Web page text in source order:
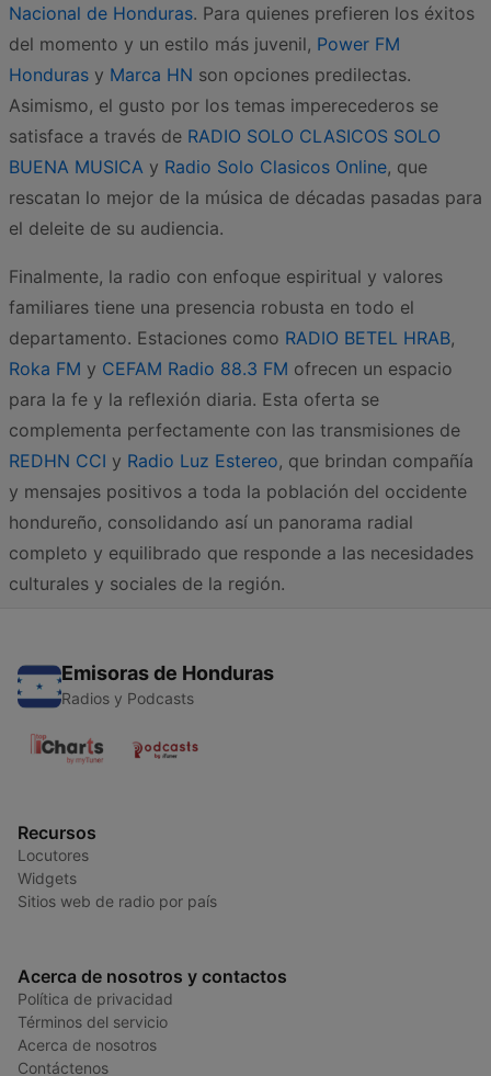
Nacional de Honduras. Para quienes prefieren los éxitos
del momento y un estilo más juvenil, Power FM
Honduras y Marca HN son opciones predilectas.
Asimismo, el gusto por los temas imperecederos se
satisface a través de RADIO SOLO CLASICOS SOLO
BUENA MUSICA y Radio Solo Clasicos Online, que
rescatan lo mejor de la música de décadas pasadas para
el deleite de su audiencia.
Finalmente, la radio con enfoque espiritual y valores
familiares tiene una presencia robusta en todo el
departamento. Estaciones como RADIO BETEL HRAB,
Roka FM y CEFAM Radio 88.3 FM ofrecen un espacio
para la fe y la reflexión diaria. Esta oferta se
complementa perfectamente con las transmisiones de
REDHN CCI y Radio Luz Estereo, que brindan compañía
y mensajes positivos a toda la población del occidente
hondureño, consolidando así un panorama radial
completo y equilibrado que responde a las necesidades
culturales y sociales de la región.
Emisoras de Honduras
Radios y Podcasts
Recursos
Locutores
Widgets
Sitios web de radio por país
Acerca de nosotros y contactos
Política de privacidad
Términos del servicio
Acerca de nosotros
Contáctenos